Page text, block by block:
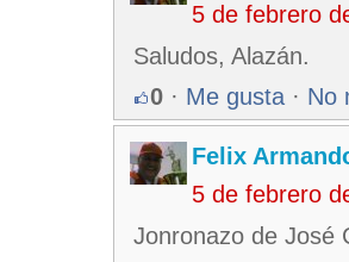
5 de febrero
Saludos, Alazán.
0 · Me gusta · No
Felix
5 de febrero
Jonronazo de José